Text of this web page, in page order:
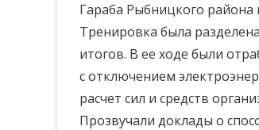
Гараба Рыбницкого
Тренировка была
итогов. В ее ходе были
с отключением
расчет сил и средств
Прозвучали доклады о